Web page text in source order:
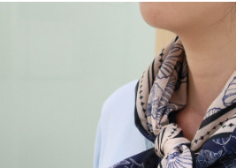
【大哥付你分期使用說明】
1.本服務由台灣大哥大提供，台灣大哥大用戶
2.付款方式選擇「大哥付你分期」，訂單成立
流程，驗證手機門號後，選擇欲分期的期數
3.實際核准額度、可分期數及費用金額請依後
4.訂單成立30分鐘內，如未前往確認交易或
消。如遇「轉專審核」未通過狀況，表示未
【繳款方式說明】
【關於「AFTEE先享後付」】
AFTEE先享後付是「在收到商品之後才付款
１．簡單：不需註冊會員、不需綁卡、不需
２．便利：只要手機號碼，簡訊認證，即可
３．安心：先確認商品／服務後，再付款。
每筆NT$120，滿NT$2,500(含以上)免